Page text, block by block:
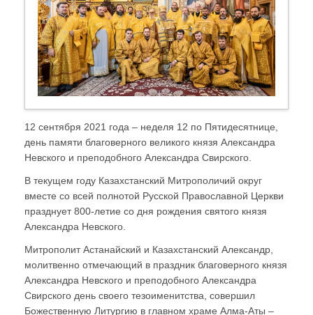
12 сентября 2021 года – неделя 12 по Пятидесятнице,
день памяти благоверного великого князя Александра
Невского и преподобного Александра Свирского.
В текущем году Казахстанский Митрополичий округ
вместе со всей полнотой Русской Православной Церкви
празднует 800-летие со дня рождения святого князя
Александра Невского.
Митрополит Астанайский и Казахстанский Александр,
молитвенно отмечающий в праздник благоверного князя
Александра Невского и преподобного Александра
Свирского день своего тезоименитства, совершил
Божественную Литургию в главном храме Алма-Аты –